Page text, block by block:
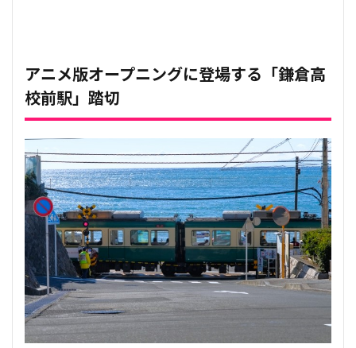
アニメ版オープニングに登場する 「鎌倉高
校前駅」 踏切